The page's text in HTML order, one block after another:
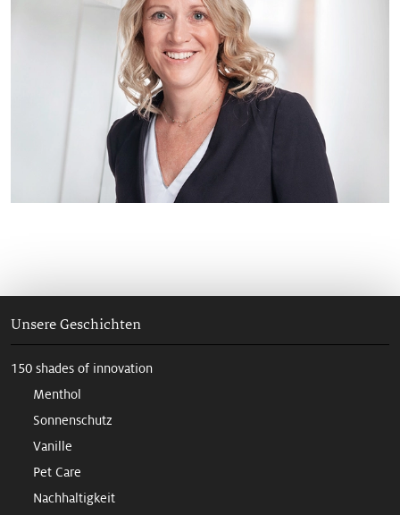
Unsere Geschichten
150 shades of innovation
Menthol
Sonnenschutz
Vanille
Pet Care
Nachhaltigkeit